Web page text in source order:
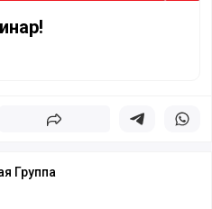
Поделиться Поделиться в
Группа